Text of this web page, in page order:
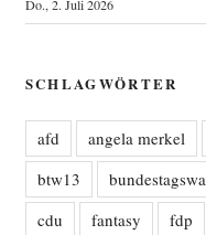
Do., 2. Juli 2026
SCHLAGWÖRTER
afd angela merkel
btw13
cdu
fantasy fdp